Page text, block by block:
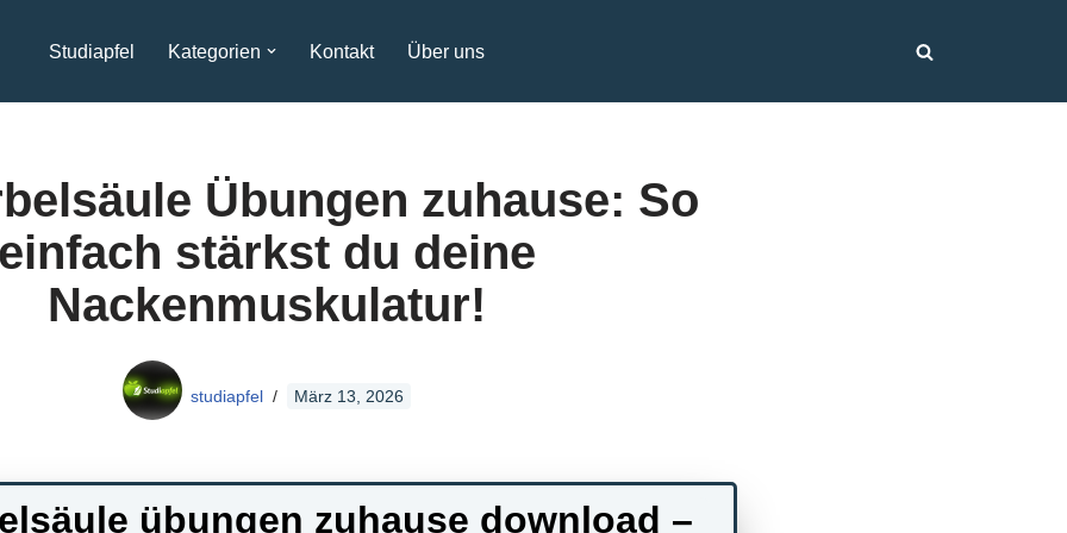
Studiapfel Kategorien Kontakt Über uns
Übungen zuhause: So
einfach stärkst du deine
Nackenmuskulatur!
studiapfel März 13, 2026
übungen zuhause download –